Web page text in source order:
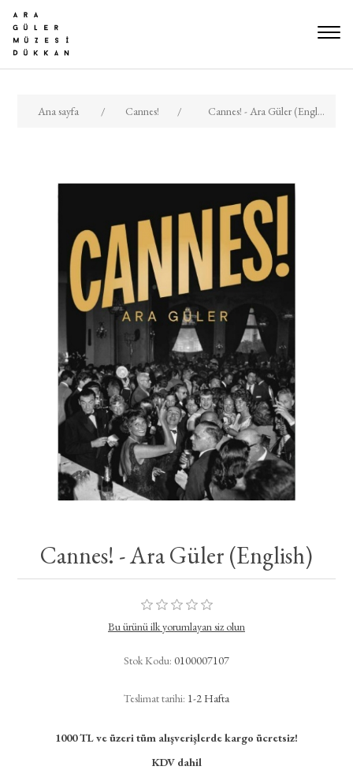
Ana sayfa / Cannes! / Cannes! - Ara Güler (English)
Cannes! - Ara Güler (English)
Bu ürünü ilk yorumlayan siz olun
Stok Kodu: 0100007107
Teslimat tarihi: 1-2 Hafta
1000 TL ve üzeri tüm alışverişlerde kargo ücretsiz!
KDV dahil